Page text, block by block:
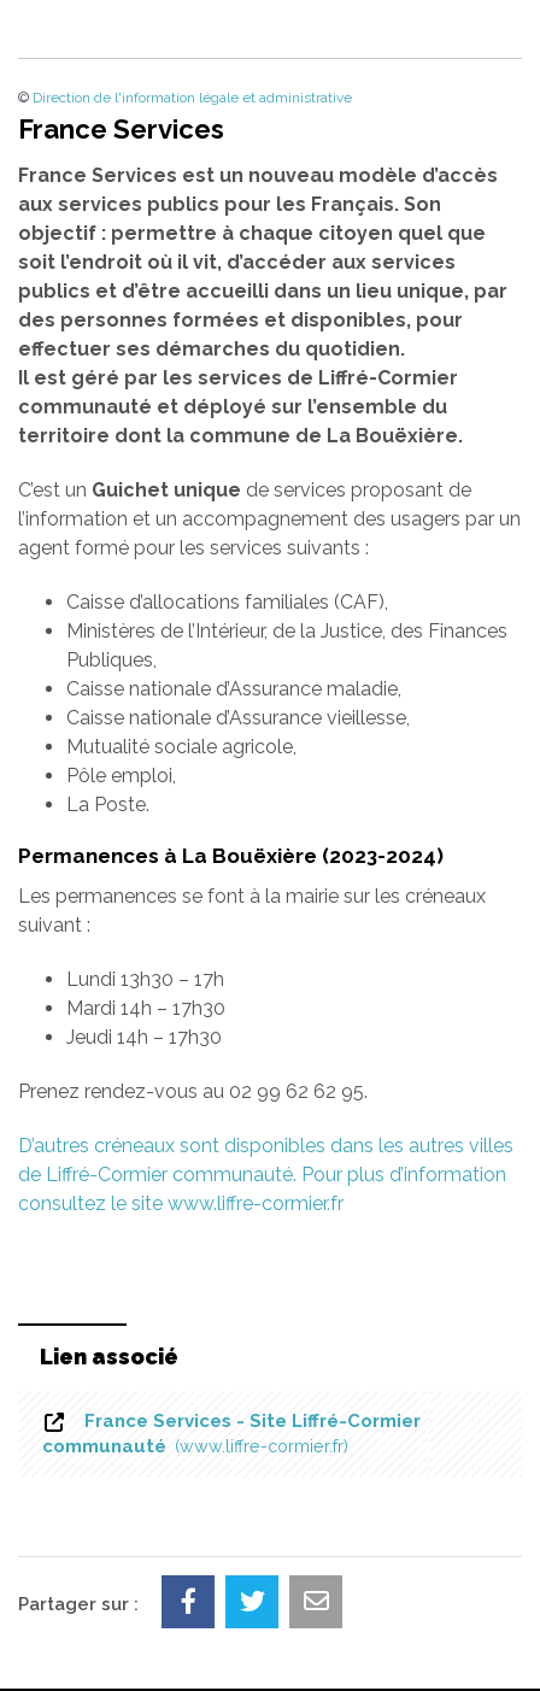
© Direction de l'information légale et administrative
France Services
France Services est un nouveau modèle d’accès
aux services publics pour les Français. Son
objectif : permettre à chaque citoyen quel que
soit l’endroit où il vit, d’accéder aux services
publics et d’être accueilli dans un lieu unique, par
des personnes formées et disponibles, pour
effectuer ses démarches du quotidien.
Il est géré par les services de Liffré-Cormier
communauté et déployé sur l’ensemble du
territoire dont la commune de La Bouëxière.
C’est un Guichet unique de services proposant de
l’information et un accompagnement des usagers par un
agent formé pour les services suivants :
Caisse d’allocations familiales (CAF),
Ministères de l’Intérieur, de la Justice, des Finances
Publiques,
Caisse nationale d’Assurance maladie,
Caisse nationale d’Assurance vieillesse,
Mutualité sociale agricole,
Pôle emploi,
La Poste.
Permanences à La Bouëxière (2023-2024)
Les permanences se font à la mairie sur les créneaux
suivant :
Lundi 13h30 – 17h
Mardi 14h – 17h30
Jeudi 14h – 17h30
Prenez rendez-vous au 02 99 62 62 95.
D’autres créneaux sont disponibles dans les autres villes
de Liffré-Cormier communauté. Pour plus d’information
consultez le site www.liffre-cormier.fr
Lien associé
France Services - Site Liffré-Cormier
communauté
www.liffre-cormier.fr
Partager sur :